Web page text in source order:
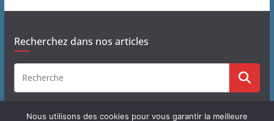
Recherchez dans nos articles
Nous utilisons des cookies pour vous garantir la meilleure